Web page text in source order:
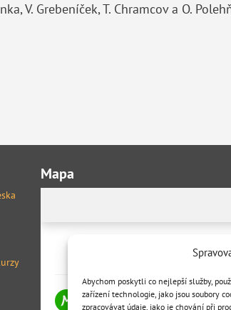
Abychom poskytli co nejlepší služby,
zařízení technologie, jako jsou soubory
zpracovávat údaje, jako je chování při
V. Grebeníček, T. Chramcov a O.
Mapa